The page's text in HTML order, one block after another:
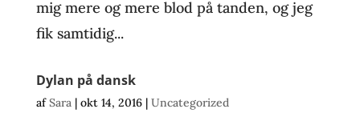
mig mere og mere blod på tanden, og jeg
fik samtidig...
Dylan på dansk
afSara| okt 14, 2016| Uncategorized